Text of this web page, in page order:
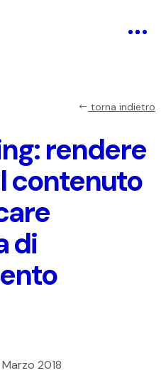
torna indietro
rendere
contenuto
di
Marzo 2018